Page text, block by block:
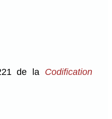
de la Codification